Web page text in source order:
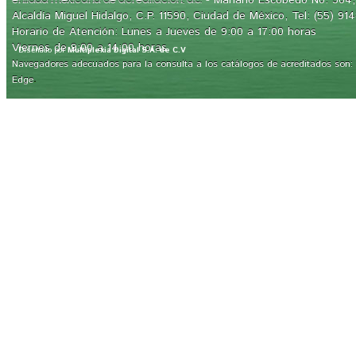
Alcaldía Miguel Hidalgo, C.P. 11590, Ciudad de México, Tel: (55)
Horario de Atención: Lunes a Jueves de 9:00 a 17:00 horas
Viernes de 9:00 a 14:00 horas
Navegadores adecuados para la consulta a los catálogos de acreditados
Edge.
Diseñado porMultiplexia Digital S.A. de C.V